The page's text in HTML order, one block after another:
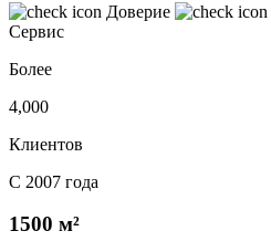
Доверие
Сервис
Более
4,000
Клиентов
С 2007 года
1500 м²